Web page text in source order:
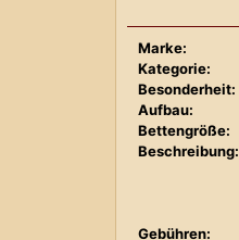
Marke:
Kategorie:
Besonderheit:
Aufbau:
Bettengröße:
Beschreibung:
Gebühren: